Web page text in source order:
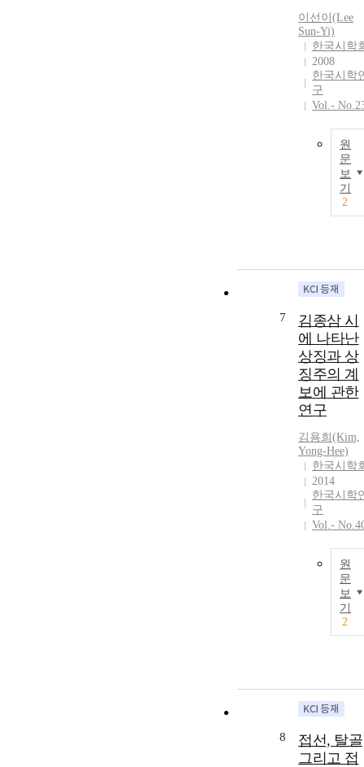
이선이(Lee
Sun-Yi)
한국시학
2008
한국시학
구
Vol.-
원
문
보
기
2
7
김종삼 시
에 나타난
상징과 상
징주의 계
보에 관한
연구
김용희(Kim,
Yong-Hee)
한국시학
2014
한국시학
구
Vol.-
원
문
보
기
2
8
접선, 탈골
그리고 접